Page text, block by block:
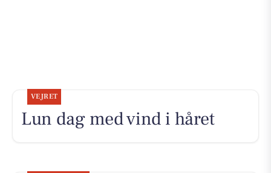
VEJRET
Lun dag med vind i håret